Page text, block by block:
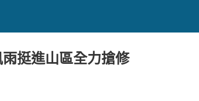
挺進山區全力搶修